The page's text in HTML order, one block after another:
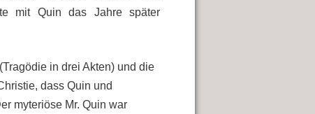
mit Quin das Jahre später
in drei Akten) und die
dass Quin und
myteriöse Mr. Quin war